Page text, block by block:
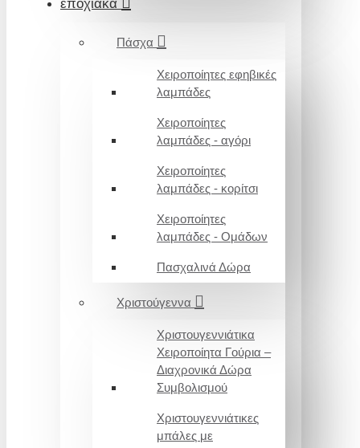
εποχιακά
Πάσχα
Χειροποίητες εφηβικές
λαμπάδες
Χειροποίητες
λαμπάδες - αγόρι
Χειροποίητες
λαμπάδες - κορίτσι
Χειροποίητες
λαμπάδες - Ομάδων
Πασχαλινά Δώρα
Χριστούγεννα
Χριστουγεννιάτικα
Χειροποίητα Γούρια –
Διαχρονικά Δώρα
Συμβολισμού
Χριστουγεννιάτικες
μπάλες με